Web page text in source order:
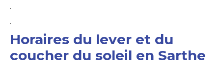
.
.
Horaires du lever et du
coucher du soleil en Sarthe